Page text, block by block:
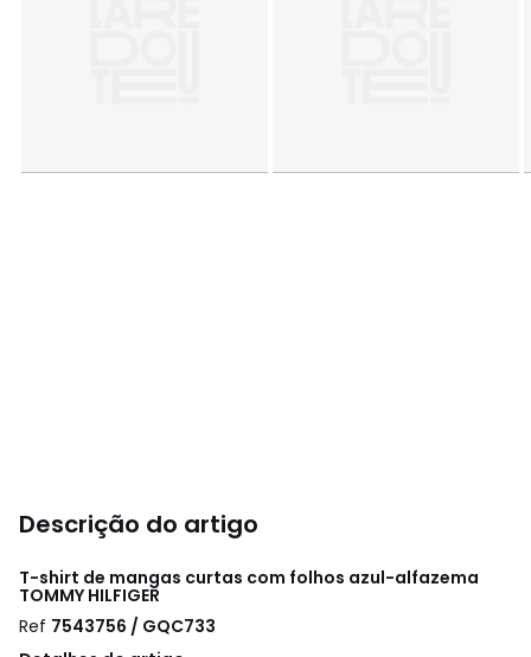
Descrição do artigo
T-shirt de mangas curtas com folhos azul-alfazema
TOMMY HILFIGER
Ref 7543756 / GQC733